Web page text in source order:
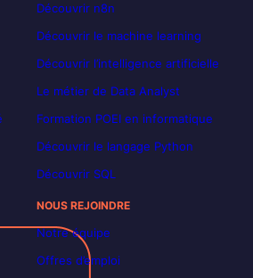
Découvrir n8n
Découvrir le machine learning
Découvrir l’intelligence artificielle
Le métier de Data Analyst
Formation POEI en informatique
Découvrir le langage Python
Découvrir SQL
NOUS REJOINDRE
Notre équipe
Offres d’emploi